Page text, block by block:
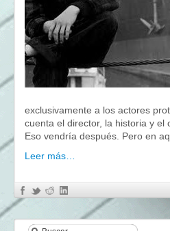
exclusivamente a los actores
cuenta el director, la historia y el
Eso vendría después. Pero en
Leer más…